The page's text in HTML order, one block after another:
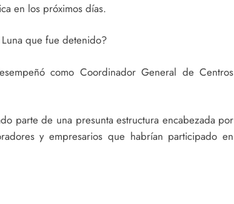
en los próximos días.
que fue detenido?
como Coordinador General de Centros
parte de una presunta estructura encabezada por
y empresarios que habrían participado en